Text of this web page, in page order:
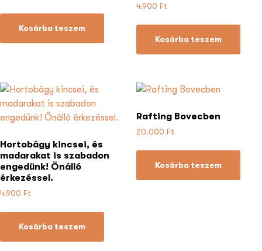
Kosárba teszem
4.900 Ft
Kosárba teszem
Hortobágy kincsei, és
madarakat is szabadon
engedünk! Önálló
érkezéssel.
4.900 Ft
Kosárba teszem
Rafting Bovecben
20.000 Ft
Kosárba teszem